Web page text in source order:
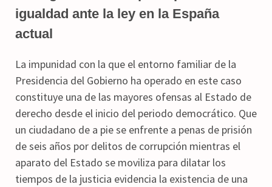
igualdad ante la ley en la España
actual
La impunidad con la que el entorno familiar de la
Presidencia del Gobierno ha operado en este caso
constituye una de las mayores ofensas al Estado de
derecho desde el inicio del periodo democrático. Que
un ciudadano de a pie se enfrente a penas de prisión
de seis años por delitos de corrupción mientras el
aparato del Estado se moviliza para dilatar los
tiempos de la justicia evidencia la existencia de una